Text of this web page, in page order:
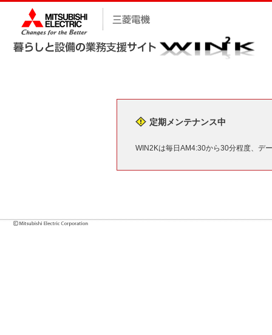
定期メンテナンス中
WIN2Kは毎日AM4:30から30分程度、デ